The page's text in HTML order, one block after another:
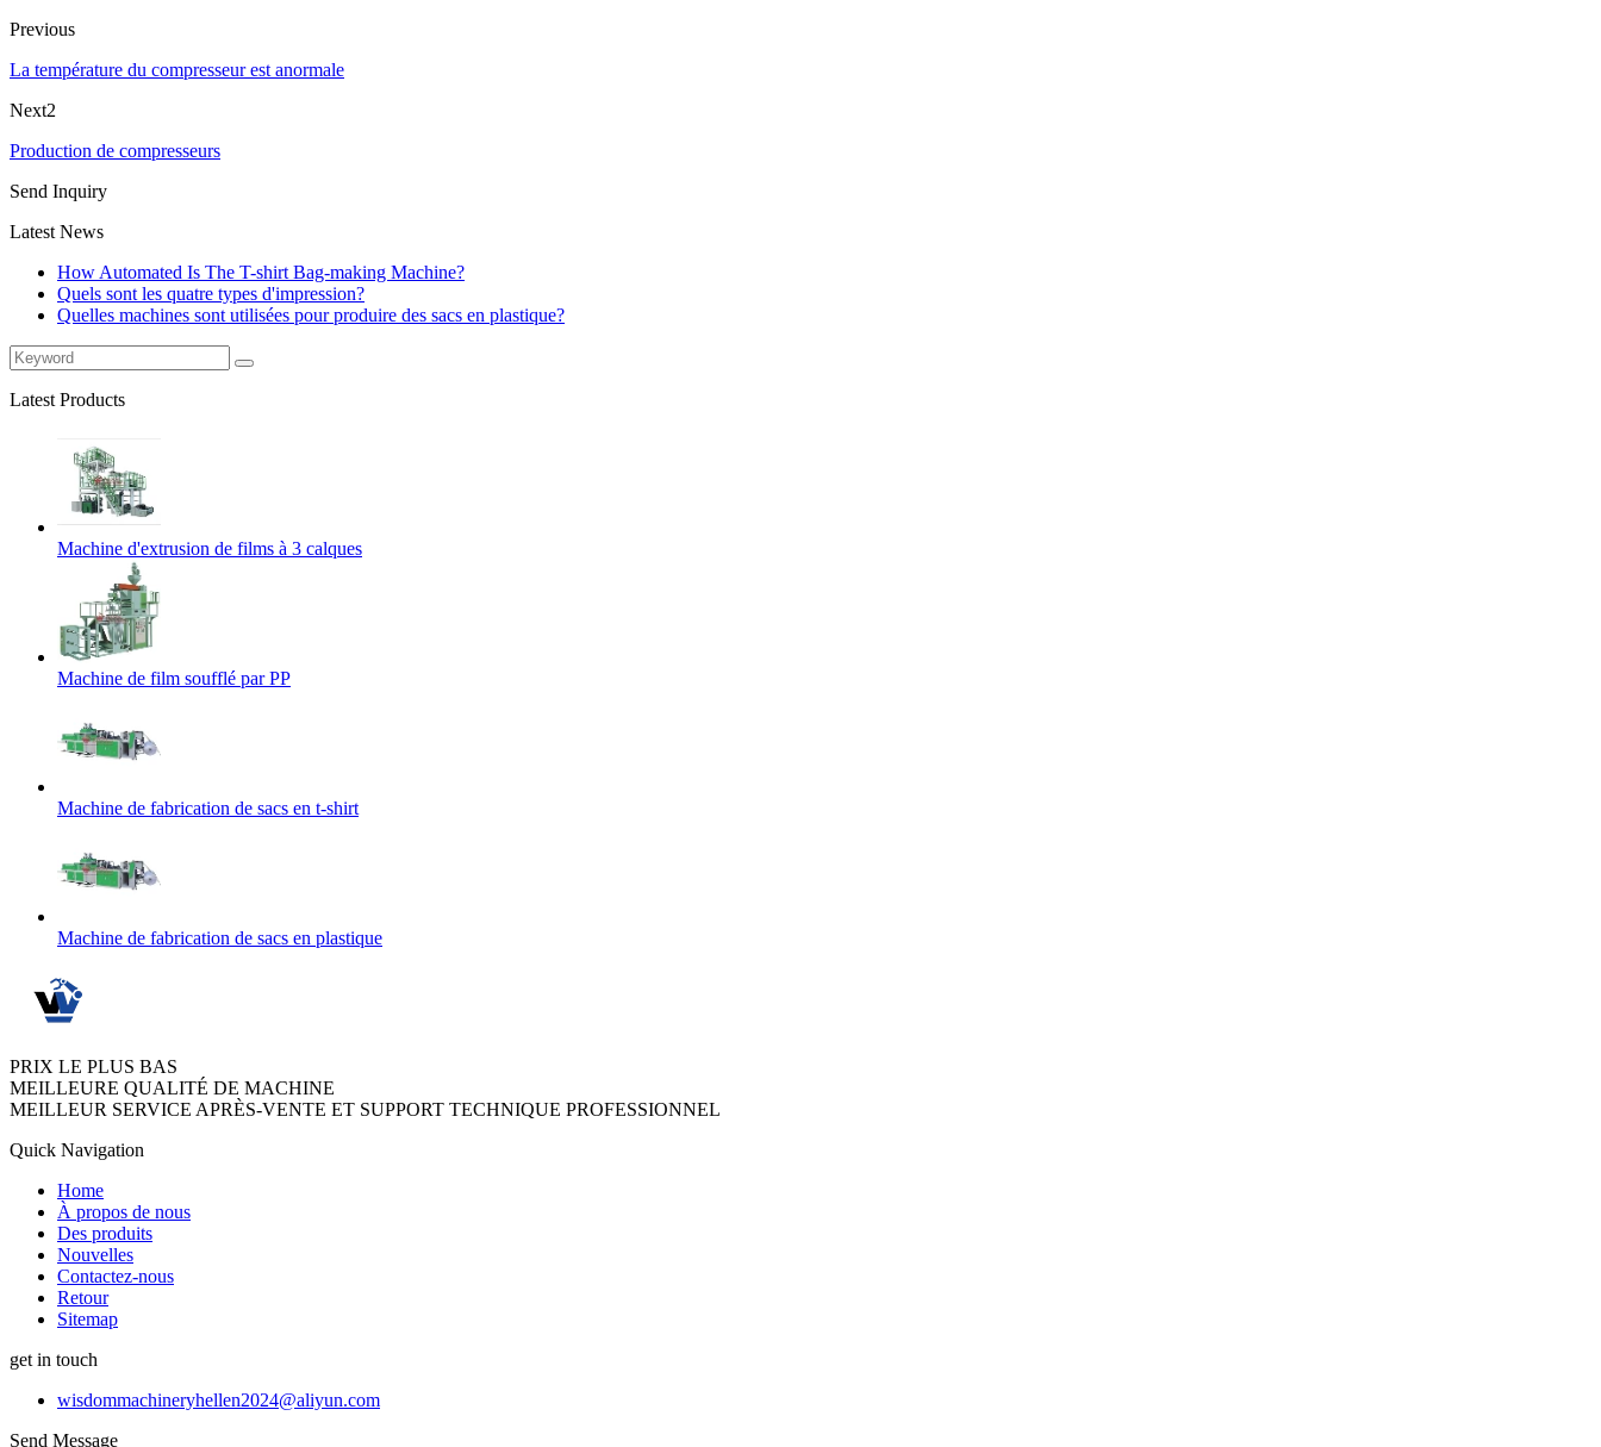
Previous
La température du compresseur est anormale
Next2
Production de compresseurs
Send Inquiry
Latest News
How Automated Is The T-shirt Bag-making Machine?
Quels sont les quatre types d'impression?
Quelles machines sont utilisées pour produire des sacs en plastique?
Latest Products
Machine d'extrusion de films à 3 calques
Machine de film soufflé par PP
Machine de fabrication de sacs en t-shirt
Machine de fabrication de sacs en plastique
PRIX LE PLUS BAS
MEILLEURE QUALITÉ DE MACHINE
MEILLEUR SERVICE APRÈS-VENTE ET SUPPORT TECHNIQUE PROFESSIONNEL
Quick Navigation
Home
À propos de nous
Des produits
Nouvelles
Contactez-nous
Retour
Sitemap
get in touch
wisdommachineryhellen2024@aliyun.com
Send Message